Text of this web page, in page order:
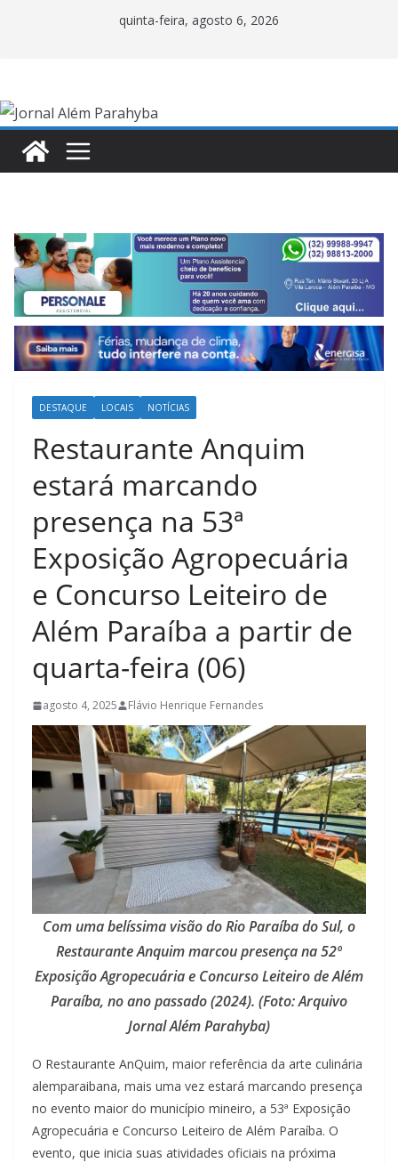
quinta-feira, agosto 6, 2026
DESTAQUE LOCAIS NOTÍCIAS
Restaurante Anquim
estará marcando
presença na 53ª
Exposição Agropecuária
e Concurso Leiteiro de
Além Paraíba a partir de
quarta-feira (06)
agosto 4, 2025 Flávio Henrique Fernandes
Com uma belíssima visão do Rio Paraíba do Sul, o
Restaurante Anquim marcou presença na 52º
Exposição Agropecuária e Concurso Leiteiro de Além
Paraíba, no ano passado (2024). (Foto: Arquivo
Jornal Além Parahyba)
O Restaurante AnQuim, maior referência da arte culinária
alemparaibana, mais uma vez estará marcando presença
no evento maior do município mineiro, a 53ª Exposição
Agropecuária e Concurso Leiteiro de Além Paraíba. O
evento, que inicia suas atividades oficiais na próxima